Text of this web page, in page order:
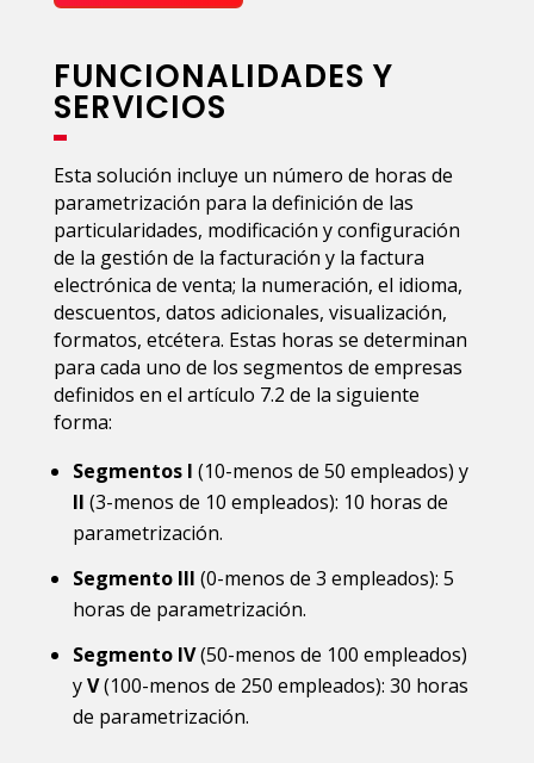
FUNCIONALIDADES Y
SERVICIOS
Esta solución incluye un número de horas de
parametrización para la definición de las
particularidades, modificación y configuración
de la gestión de la facturación y la factura
electrónica de venta; la numeración, el idioma,
descuentos, datos adicionales, visualización,
formatos, etcétera. Estas horas se determinan
para cada uno de los segmentos de empresas
definidos en el artículo 7.2 de la siguiente
forma:
Segmentos I (10-menos de 50 empleados) y
II (3-menos de 10 empleados): 10 horas de
parametrización.
Segmento III (0-menos de 3 empleados): 5
horas de parametrización.
Segmento IV(50-menos de 100 empleados)
yV(100-menos de 250 empleados): 30 horas
de parametrización.